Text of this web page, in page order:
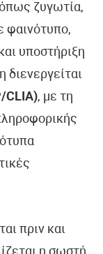
ζυγωτία,
φαινότυπο,
υποστήριξη
διενεργείται
CLIA), με τη
πριν και